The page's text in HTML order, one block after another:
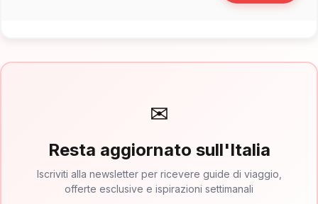
✉
Resta aggiornato sull'Italia
Iscriviti alla newsletter per ricevere guide di viaggio,
offerte esclusive e ispirazioni settimanali